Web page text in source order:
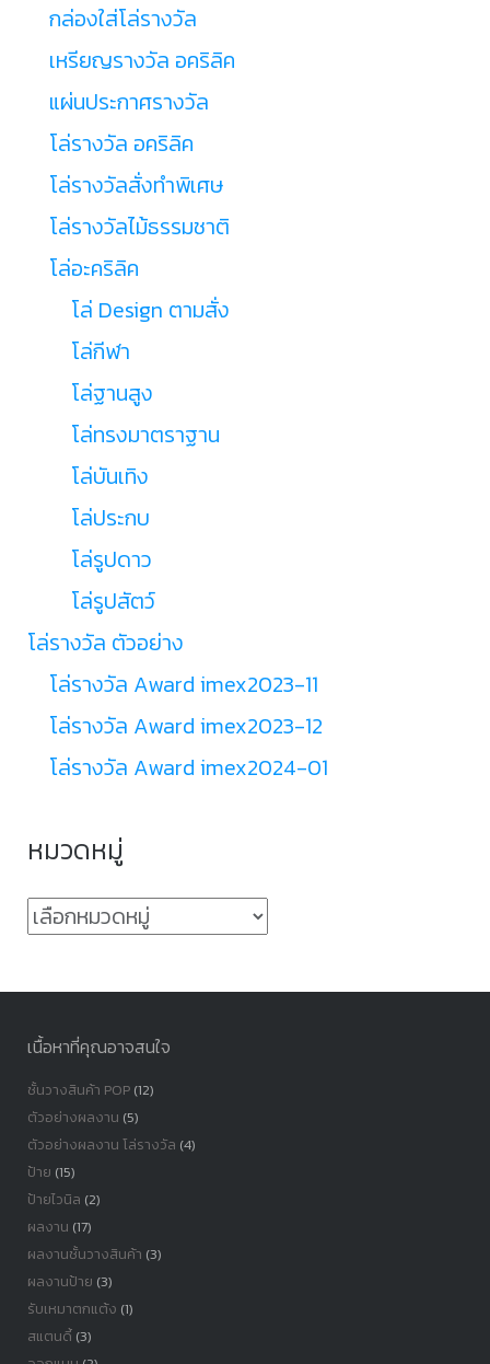
กล่องใส่โล่รางวัล
เหรียญรางวัล อคริลิค
แผ่นประกาศรางวัล
โล่รางวัล อคริลิค
โล่รางวัลสั่งทำพิเศษ
โล่รางวัลไม้ธรรมชาติ
โล่อะคริลิค
โล่ Design ตามสั่ง
โล่กีฬา
โล่ฐานสูง
โล่ทรงมาตราฐาน
โล่บันเทิง
โล่ประกบ
โล่รูปดาว
โล่รูปสัตว์
โล่รางวัล ตัวอย่าง
โล่รางวัล Award imex2023-11
โล่รางวัล Award imex2023-12
โล่รางวัล Award imex2024-01
หมวดหมู่
หมวด
เนื้อหาที่คุณอาจสนใจ
ชั้นวางสินค้า POP(12)
ตัวอย่างผลงาน (5)
ตัวอย่างผลงาน โล่รางวัล (4)
ป้าย (15)
ป้ายไวนิล (2)
ผลงาน (17)
ผลงานชั้นวางสินค้า (3)
ผลงานป้าย (3)
รับเหมาตกแต้ง (1)
สแตนดี้(3)